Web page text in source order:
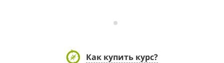
Как купить курс?